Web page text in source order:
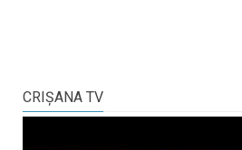
CRIŞANA TV